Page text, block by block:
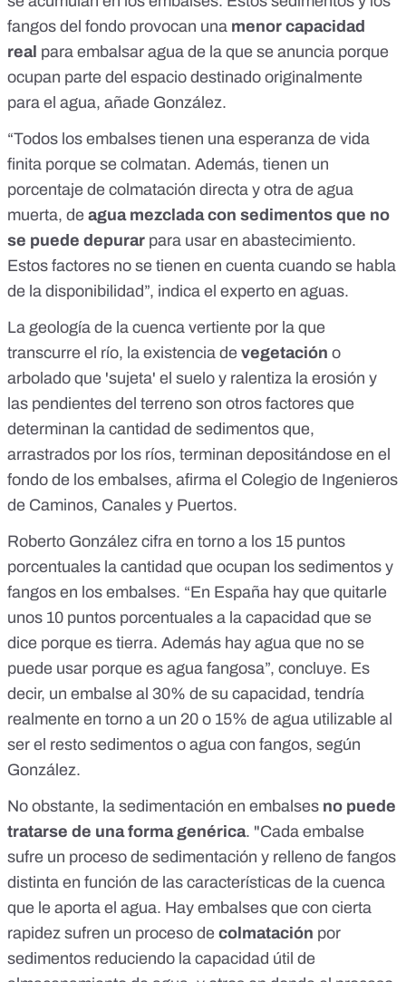
fangos del fondo provocan una menor capacidad
real para embalsar agua de la que se anuncia porque
ocupan parte del espacio destinado originalmente
para el agua, añade González.
“Todos los embalses tienen una esperanza de vida
finita porque se colmatan. Además, tienen un
porcentaje de colmatación directa y otra de agua
muerta, de agua mezclada con sedimentos que no
se puede depurar para usar en abastecimiento.
Estos factores no se tienen en cuenta cuando se habla
de la disponibilidad”, indica el experto en aguas.
La geología de la cuenca vertiente por la que
transcurre el río, la existencia de vegetación o
arbolado que 'sujeta' el suelo y ralentiza la erosión y
las pendientes del terreno son otros factores que
determinan la cantidad de sedimentos que,
arrastrados por los ríos, terminan depositándose en el
fondo de los embalses, afirma el Colegio de Ingenieros
de Caminos, Canales y Puertos.
Roberto González cifra en torno a los 15 puntos
porcentuales la cantidad que ocupan los sedimentos y
fangos en los embalses. “En España hay que quitarle
unos 10 puntos porcentuales a la capacidad que se
dice porque es tierra. Además hay agua que no se
puede usar porque es agua fangosa”, concluye. Es
decir, un embalse al 30% de su capacidad, tendría
realmente en torno a un 20 o 15% de agua utilizable al
ser el resto sedimentos o agua con fangos, según
González.
No obstante, la sedimentación en embalses no puede
tratarse de una forma genérica. "Cada embalse
sufre un proceso de sedimentación y relleno de fangos
distinta en función de las características de la cuenca
que le aporta el agua. Hay embalses que con cierta
rapidez sufren un proceso de colmatación por
sedimentos reduciendo la capacidad útil de